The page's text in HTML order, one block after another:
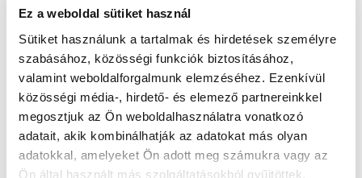
Ez a weboldal sütiket használ
Sütiket használunk a tartalmak és hirdetések személyre
szabásához, közösségi funkciók biztosításához,
valamint weboldalforgalmunk elemzéséhez. Ezenkívül
közösségi média-, hirdető- és elemező partnereinkkel
megosztjuk az Ön weboldalhasználatra vonatkozó
adatait, akik kombinálhatják az adatokat más olyan
adatokkal, amelyeket Ön adott meg számukra vagy az
Ön által használt más szolgáltatásokból gyűjtöttek.
MAKITA DUS054Z-6 - Akkus kerti permetező
DUS054Z-6
149 560 Ft
118 750 Ft
93 510 Ft ÁFA nélkül
jelenleg nem elérhető
Kosárba